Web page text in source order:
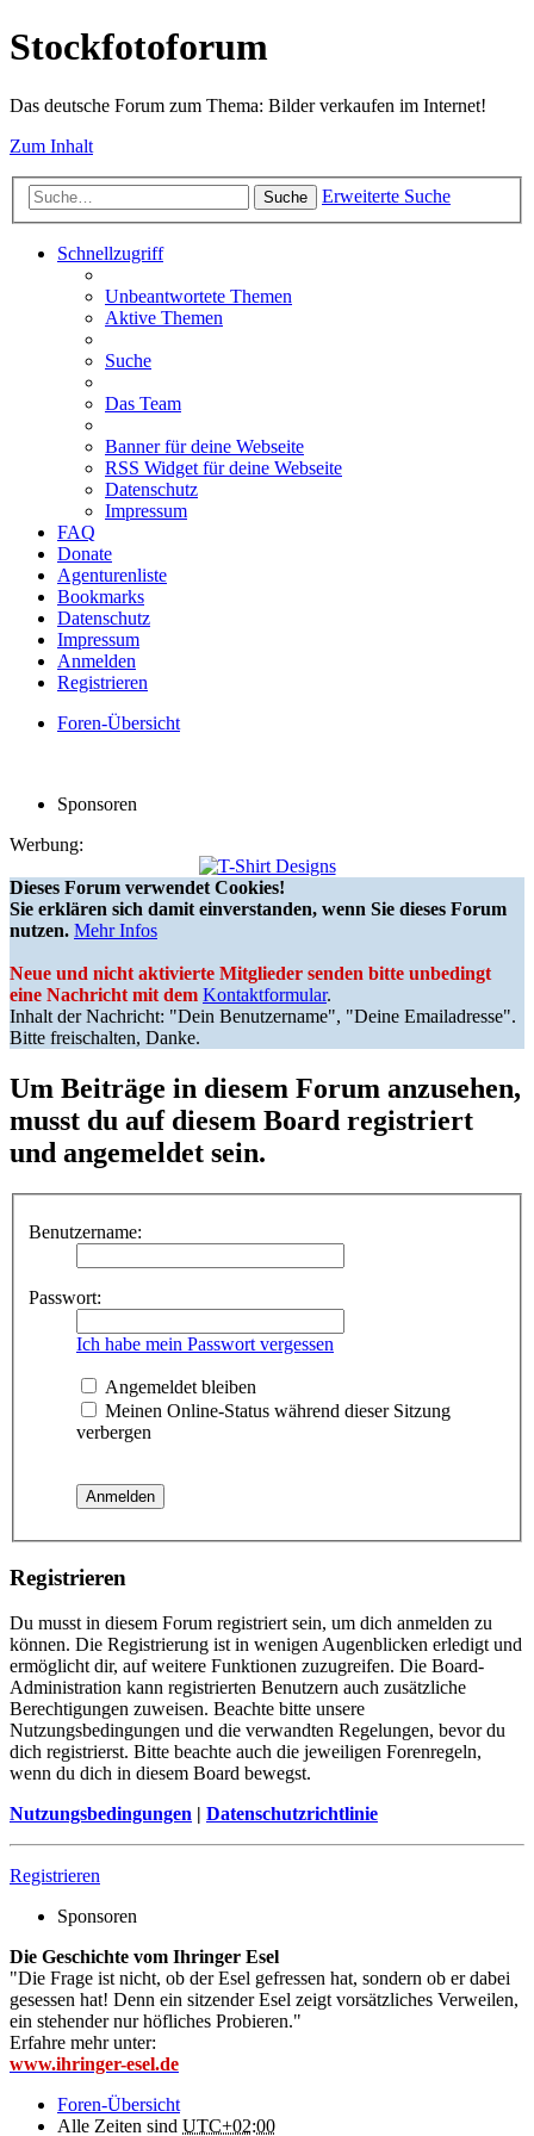
Stockfotoforum
Das deutsche Forum zum Thema: Bilder verkaufen im Internet!
Zum Inhalt
Suche Erweiterte Suche
Schnellzugriff
Unbeantwortete Themen
Aktive Themen
Suche
Das Team
Banner für deine Webseite
RSS Widget für deine Webseite
Datenschutz
Impressum
FAQ
Donate
Agenturenliste
Bookmarks
Datenschutz
Impressum
Anmelden
Registrieren
Foren-Übersicht
Sponsoren
Werbung:
Dieses Forum verwendet Cookies!
Sie erklären sich damit einverstanden, wenn Sie dieses Forum
nutzen. Mehr Infos
Neue und nicht aktivierte Mitglieder senden bitte unbedingt
eine Nachricht mit dem Kontaktformular.
Inhalt der Nachricht: "Dein Benutzername", "Deine Emailadresse".
Bitte freischalten, Danke.
Um Beiträge in diesem Forum anzusehen,
musst du auf diesem Board registriert
und angemeldet sein.
Benutzername:
Passwort:
Ich habe mein Passwort vergessen
Angemeldet bleiben
Meinen Online-Status während dieser Sitzung
verbergen
Registrieren
Du musst in diesem Forum registriert sein, um dich anmelden zu
können. Die Registrierung ist in wenigen Augenblicken erledigt und
ermöglicht dir, auf weitere Funktionen zuzugreifen. Die Board-
Administration kann registrierten Benutzern auch zusätzliche
Berechtigungen zuweisen. Beachte bitte unsere
Nutzungsbedingungen und die verwandten Regelungen, bevor du
dich registrierst. Bitte beachte auch die jeweiligen Forenregeln,
wenn du dich in diesem Board bewegst.
Nutzungsbedingungen | Datenschutzrichtlinie
Registrieren
Sponsoren
Die Geschichte vom Ihringer Esel
"Die Frage ist nicht, ob der Esel gefressen hat, sondern ob er dabei
gesessen hat! Denn ein sitzender Esel zeigt vorsätzliches Verweilen,
ein stehender nur höfliches Probieren."
Erfahre mehr unter:
www.ihringer-esel.de
Foren-Übersicht
Alle Zeiten sind UTC+02:00